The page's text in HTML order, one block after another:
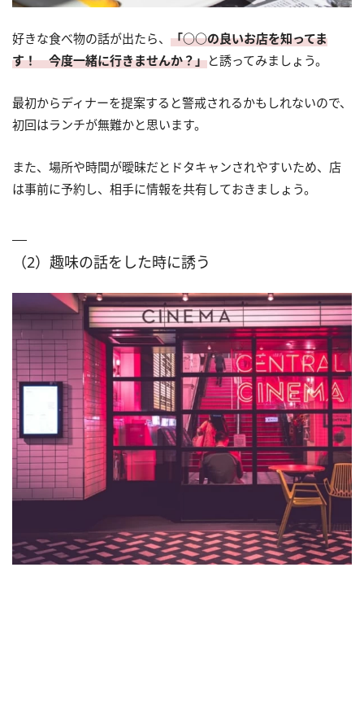
好きな食べ物の話が出たら、 「○○の良いお店を知ってま
す！ 今度一緒に行きませんか？」と誘ってみましょう。
最初からディナーを提案すると警戒されるかもしれないので、
初回はランチが無難かと思います。
また、場所や時間が曖昧だとドタキャンされやすいため、店
は事前に予約し、相手に情報を共有しておきましょう。
（2）趣味の話をした時に誘う